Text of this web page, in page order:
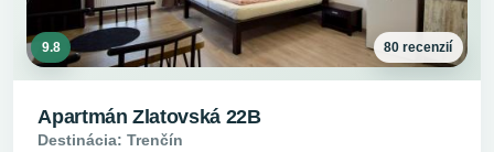
9.8 80 recenzií
Apartmán Zlatovská 22B
Destinácia: Trenčín